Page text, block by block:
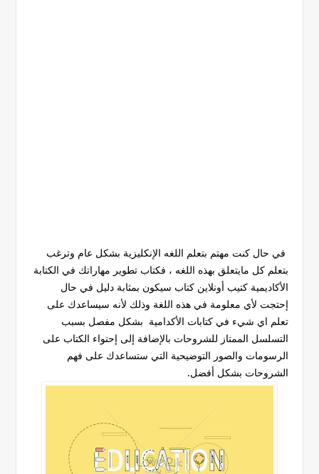
في حال كنت مهتم بتعلم اللغه الإنكليزية بشكل عام وترغب
بتعلم كل مايتعلق بهذه اللغه ، فكتاب تطوير مهاراتك في الكتابة
الأكاديمية كتيب أونلاين كتاب سيكون بمثابة دليل في حال
إحتجت لأي معلومة في هذه اللغة وذلك لأنه سيساعدك على
تعلم اي شيء في كتابات الأكدامية بشكل مفصل بسبب
التسلسل الممتاز للشروحات بالإضافة إلى إحتواء الكتاب على
الرسومات والصور التوضيحية التي ستساعدك على فهم
الشروحات بشكل أفضل.